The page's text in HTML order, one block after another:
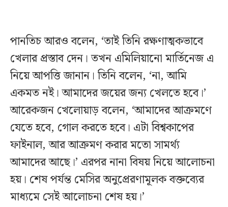
পানতিচ আরও বলেন, ‘তাই তিনি রক্ষণাত্মকভাবে
খেলার প্রস্তাব দেন। তখন এমিলিয়ানো মার্তিনেজ এ
নিয়ে আপত্তি জানান। তিনি বলেন, ‘না, আমি
একমত নই। আমাদের জয়ের জন্য খেলতে হবে।’
আরেকজন খেলোয়াড় বলেন, ‘আমাদের আক্রমণে
যেতে হবে, গোল করতে হবে। এটা বিশ্বকাপের
ফাইনাল, আর আক্রমণ করার মতো সামর্থ্য
আমাদের আছে।’ এরপর নানা বিষয় নিয়ে আলোচনা
হয়। শেষ পর্যন্ত মেসির অনুপ্রেরণামূলক বক্তব্যের
মাধ্যমে সেই আলোচনা শেষ হয়।’